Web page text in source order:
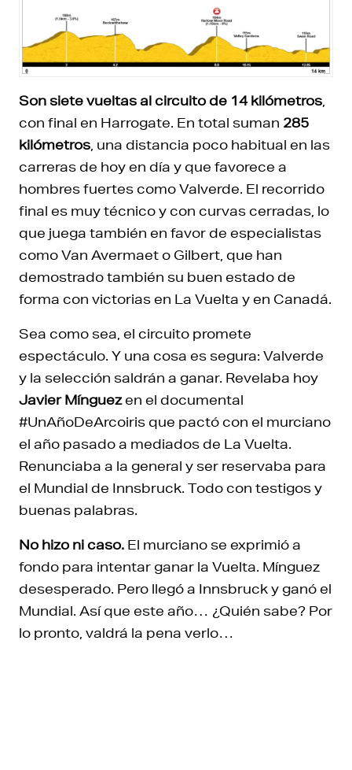
Son siete vueltas al circuito de 14 kilómetros,
con final en Harrogate. En total suman 285
kilómetros, una distancia poco habitual en las
carreras de hoy en día y que favorece a
hombres fuertes como Valverde. El recorrido
final es muy técnico y con curvas cerradas, lo
que juega también en favor de especialistas
como Van Avermaet o Gilbert, que han
demostrado también su buen estado de
forma con victorias en La Vuelta y en Canadá.
Sea como sea, el circuito promete
espectáculo. Y una cosa es segura: Valverde
y la selección saldrán a ganar. Revelaba hoy
Javier Mínguezen el documental
#UnAñoDeArcoiris que pactó con el murciano
el año pasado a mediados de La Vuelta.
Renunciaba a la general y ser reservaba para
el Mundial de Innsbruck. Todo con testigos y
buenas palabras.
No hizo ni caso. El murciano se exprimió a
fondo para intentar ganar la Vuelta. Mínguez
desesperado. Pero llegó a Innsbruck y ganó el
Mundial. Así que este año… ¿Quién sabe? Por
lo pronto, valdrá la pena verlo…